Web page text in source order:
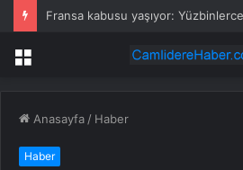
Menü
Anasayfa / Haber
Haber